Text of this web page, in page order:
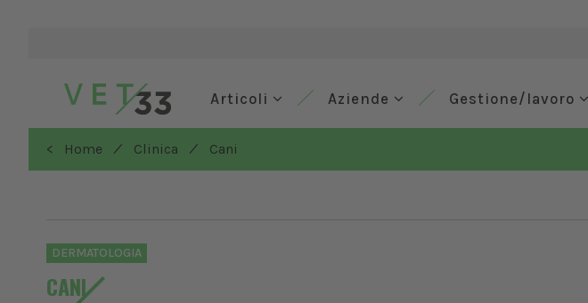
Articoli Aziende Gestione/lavoro
< Home / Clinica / Cani
DERMATOLOGIA
CANI